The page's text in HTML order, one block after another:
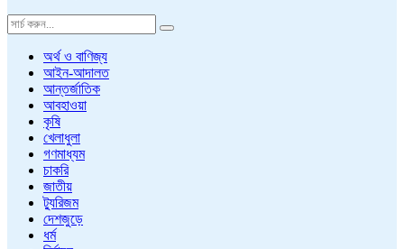
অর্থ ও বাণিজ্য
আইন-আদালত
আন্তর্জাতিক
আবহাওয়া
কৃষি
খেলাধুলা
গণমাধ্যম
চাকরি
জাতীয়
ট্যুরিজম
দেশজুড়ে
ধর্ম